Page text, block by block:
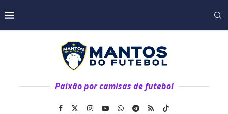
Paixão por camisas de futebol